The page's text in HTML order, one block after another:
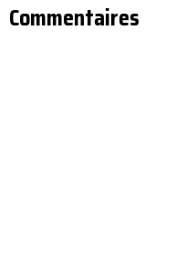
Commentaires